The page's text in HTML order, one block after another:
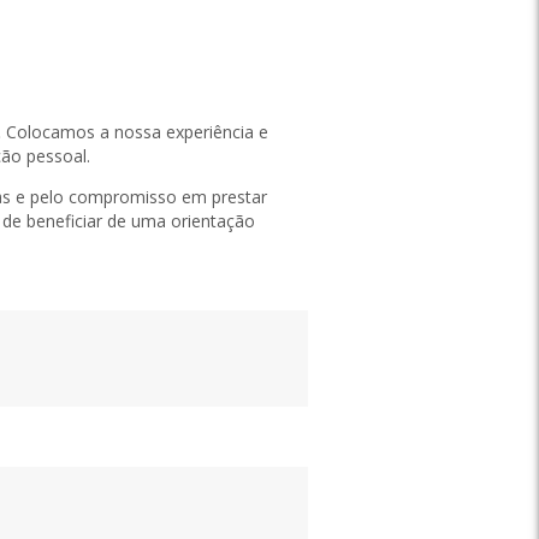
a nossa experiência e
pessoal.
e pelo compromisso em prestar
beneficiar de uma orientação